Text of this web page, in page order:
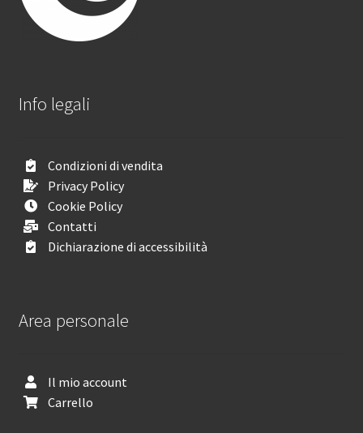
Info legali
Condizioni di vendita
Privacy Policy
Cookie Policy
Contatti
Dichiarazione di accessibilità
Area personale
Il mio account
Carrello